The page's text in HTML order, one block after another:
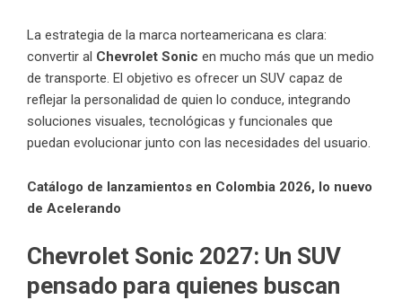
La estrategia de la marca norteamericana es clara:
convertir al Chevrolet Sonic en mucho más que un medio
de transporte. El objetivo es ofrecer un SUV capaz de
reflejar la personalidad de quien lo conduce, integrando
soluciones visuales, tecnológicas y funcionales que
puedan evolucionar junto con las necesidades del usuario.
Catálogo de lanzamientos en Colombia 2026, lo nuevo
de Acelerando
Chevrolet Sonic 2027: Un SUV
pensado para quienes buscan